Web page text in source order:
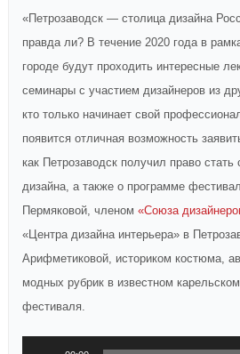
«Петрозаводск — столица дизайна
правда ли? В течение 2020 года в
городе будут проходить интересные
семинары с участием дизайнеров из
кто только начинает свой
появится отличная возможность
как Петрозаводск получил право стать
дизайна, а также о программе
Пермяковой, членом «Союза
«Центра дизайна интерьера» в
Арифметиковой, историком костюма,
модных рубрик в известном
фестиваля.